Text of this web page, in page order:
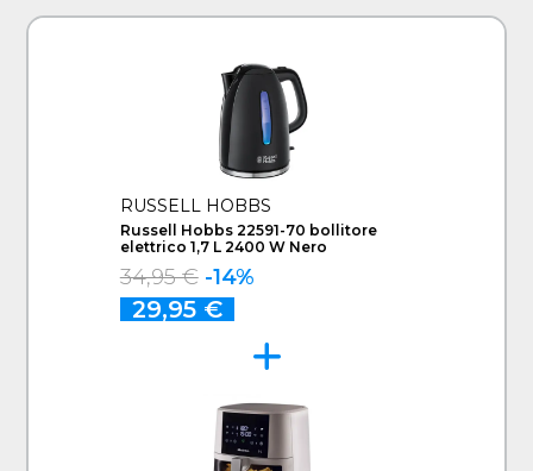
RUSSELL HOBBS
Russell Hobbs 22591-70 bollitore
elettrico 1,7 L 2400 W Nero
34,95 € -14%
29,95 €